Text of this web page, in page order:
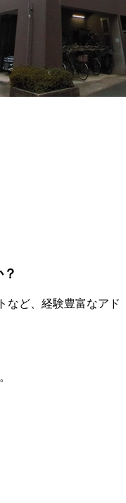
など、経験豊富なアド